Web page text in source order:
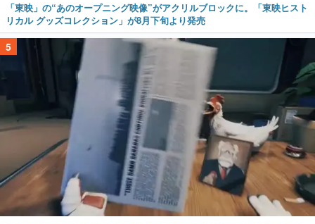
「東映」の“あのオープニング映像”がアクリルブロックに。「東映ヒスト
リカル グッズコレクション」が8月下旬より発売
5